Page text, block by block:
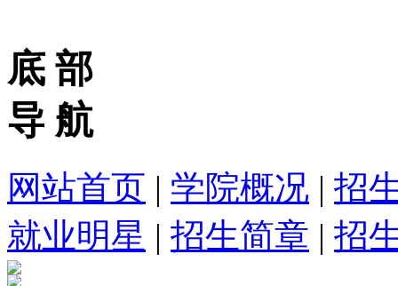
底 部
导 航
网站首页 | 学院概况 | 招
就业明星 | 招生简章 | 招